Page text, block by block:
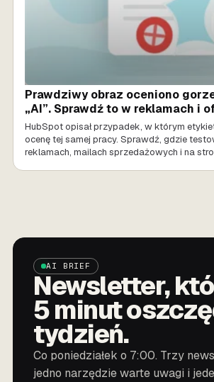
Prawdziwy obraz oceniono
„AI”. Sprawdź to w reklamach i
HubSpot opisał przypadek, w którym
ocenę tej samej pracy. Sprawdź, gdzie
reklamach, mailach sprzedażowych i na
AI BRIEF
Newsletter,
5 minut
tydzień.
Co poniedziałek o 7:00. Trzy
jedno narzędzie warte uwagi i